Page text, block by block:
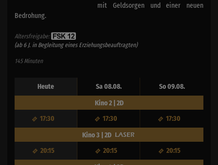
mit Geldsorgen und einer neuen
Bedrohung.
Altersfreigabe:
(ab 6 J. in Begleitung eines Erziehungsbeauftragten)
145 Minuten
Heute Sa 08.08. So 09.08.
17:30 17:30 17:30
20:15 20:15 20:15
Kino 2 | 2D
Kino 3 | 2D